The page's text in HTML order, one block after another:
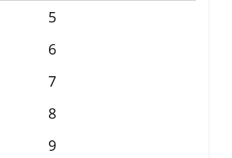
5
6
7
8
9